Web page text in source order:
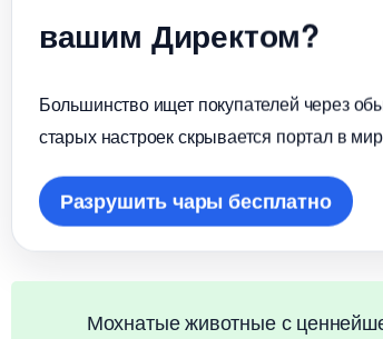
ашим Директом?
Большинство ищет покупателей через
старых настроек скрывается портал в
Разрушить чары бесплатно
Мохнатые животные с